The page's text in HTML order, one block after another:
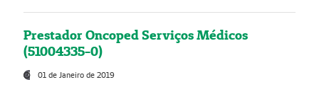
Prestador Oncoped Serviços Médicos
(51004335-0)
01 de Janeiro de 2019